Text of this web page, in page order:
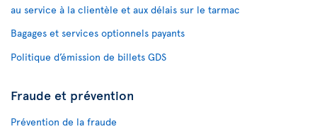
au service à la clientèle et aux délais sur le tarmac
Bagages et services optionnels payants
Politique d’émission de billets GDS
Fraude et prévention
Prévention de la fraude